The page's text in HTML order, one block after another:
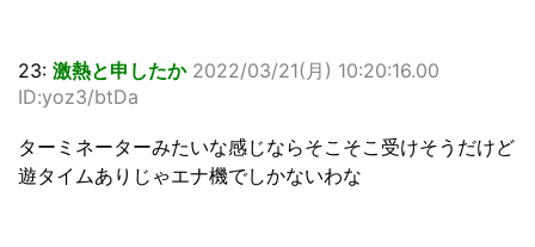
23: 激熱と申したか 2022/03/21(月) 10:20:16.00
ID:yoz3/btDa
ターミネーターみたいな感じならそこそこ受けそうだけど
遊タイムありじゃエナ機でしかないわな